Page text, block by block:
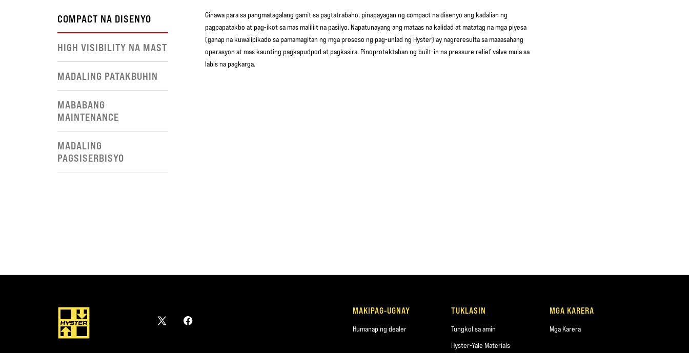
COMPACT NA DISENYO
HIGH VISIBILITY NA MAST
MADALING PATAKBUHIN
MABABANG
MAINTENANCE
MADALING
PAGSISERBISYO
Ginawa para sa pangmatagalang gamit sa pagtatrabaho, pinapayagan ng compact na disenyo ang kadalian ng
pagpapatakbo at pag-ikot sa mas maliliit na pasilyo. Napatunayang ang mataas na kalidad at matatag na mga piyesa
(ganap na kuwalipikado sa pamamagitan ng mga proseso ng pag-unlad ng Hyster) ay nagreresulta sa maaasahang
operasyon at mas kaunting pagkapudpod at pagkasira. Pinoprotektahan ng built-in na pressure relief valve mula sa
labis na pagkarga.
MAKIPAG-UGNAY
Humanap ng dealer
TUKLASIN
Tungkol sa amin
Hyster-Yale Materials
MGA KARERA
Mga Karera